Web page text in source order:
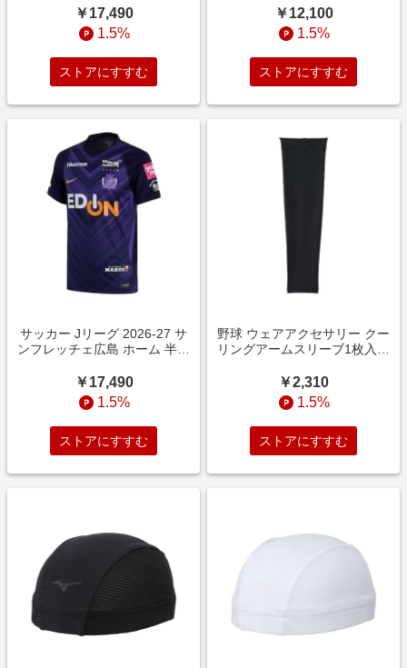
RED/BLACK/(METALLIC
GOLD) IR0409-614
￥17,490
1.5%
ストアにすすむ
IMPERIAL PURPLE/VARSITY
PURPLE/(METALLIC GOLD)
IR0327-594
￥12,100
1.5%
ストアにすすむ
サッカー Jリーグ 2026-27 サ
ンフレッチェ広島 ホーム 半袖
IMPERIAL PURPLE/VARSITY
PURPLE/(METALLIC GOLD)
IQ9871-594
￥17,490
1.5%
ストアにすすむ
野球 ウェアアクセサリー クー
リングアームスリーブ1枚入り
￥2,310
1.5%
ストアにすすむ